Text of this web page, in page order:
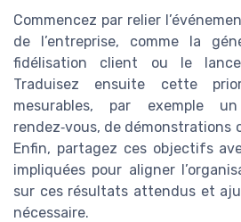
Commencez par relier
de l’entreprise, comme la
fidélisation client ou le
Traduisez ensuite cette
mesurables, par exemple
rendez‑vous, de démonstrations
Enfin, partagez ces objectifs
impliquées pour aligner
sur ces résultats attendus et
nécessaire.